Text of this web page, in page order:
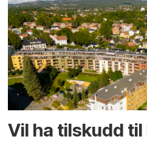
Vil ha tilskudd til